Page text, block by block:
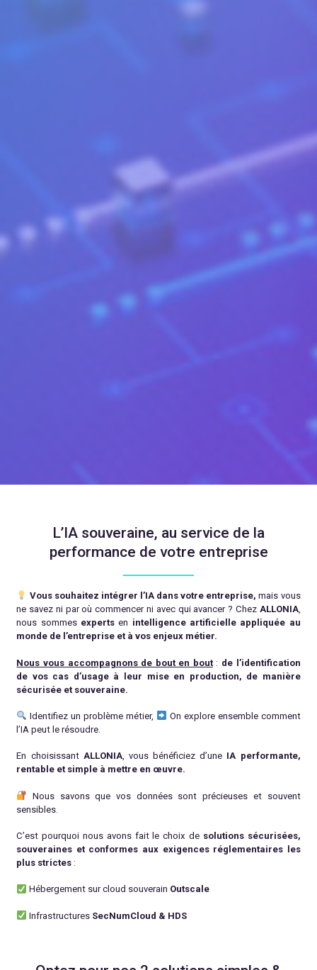
L’IA souveraine, au service de la
performance de votre entreprise
Vous souhaitez intégrer l’IA dans votre entreprise,mais vous
ne savez ni par où commencer ni avec qui avancer ? Chez ALLONIA,
nous sommes experts en intelligence artificielle appliquée au
monde de l’entreprise et à vos enjeux métier.
Nous vous accompagnons de bout en bout: de l’identification
de vos cas d’usage à leur mise en production, de manière
sécurisée et souveraine.
Identifiez un problème métier,
On explore ensemble comment
l’IA peut le résoudre.
En choisissant ALLONIA, vous bénéficiez d’une IA performante,
rentable et simple à mettre en œuvre.
Nous savons que vos données sont précieuses et souvent
sensibles.
C’est pourquoi nous avons fait le choix de solutions sécurisées,
souveraines et conformes aux exigences réglementaires les
plus strictes :
Hébergement sur cloud souverain Outscale
Infrastructures SecNumCloud & HDS